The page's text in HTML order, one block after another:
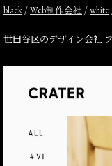
black /Web制作会社 /white
世田谷区のデザイン会社